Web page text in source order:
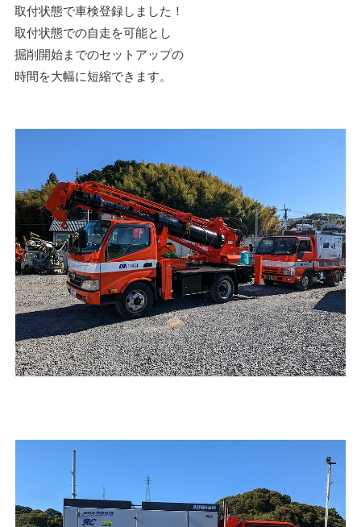
取付状態で車検登録しました！
取付状態での自走を可能とし
掘削開始までのセットアップの
時間を大幅に短縮できます。